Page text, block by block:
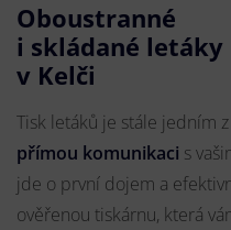
Oboustranné
i skládané letáky
v Kelči
Tisk letáků je stále jedním z
přímou komunikaci s
jde o první dojem a
ověřenou tiskárnu, která